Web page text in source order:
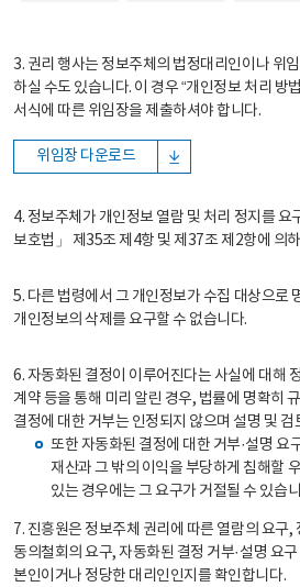
3. 권리 행사는 정보주체의 법정대리인이나 위
하실 수도 있습니다. 이 경우 “개인정보 처리 방
서식에 따른 위임장을 제출하셔야 합니다.
위임장 다운로드
4. 정보주체가 개인정보 열람 및 처리 정지를 요
보호법」 제35조 제4항 및 제37조 제2항에 의
5. 다른 법령에서 그 개인정보가 수집 대상으로
개인정보의 삭제를 요구할 수 없습니다.
6. 자동화된 결정이 이루어진다는 사실에 대해
계약 등을 통해 미리 알린 경우, 법률에 명확히
결정에 대한 거부는 인정되지 않으며 설명 및 검
또한 자동화된 결정에 대한 거부·설명 요
재산과 그 밖의 이익을 부당하게 침해할
있는 경우에는 그 요구가 거절될 수 있습
7. 진흥원은 정보주체 권리에 따른 열람의 요구,
동의철회의 요구, 자동화된 결정 거부·설명 요
본인이거나 정당한 대리인인지를 확인합니다.